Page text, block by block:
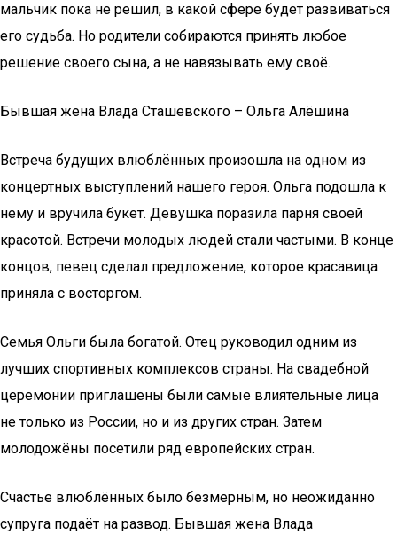
мальчик пока не решил, в какой сфере будет развиваться
его судьба. Но родители собираются принять любое
решение своего сына, а не навязывать ему своё.
Бывшая жена Влада Сташевского – Ольга Алёшина
Встреча будущих влюблённых произошла на одном из
концертных выступлений нашего героя. Ольга подошла к
нему и вручила букет. Девушка поразила парня своей
красотой. Встречи молодых людей стали частыми. В конце
концов, певец сделал предложение, которое красавица
приняла с восторгом.
Семья Ольги была богатой. Отец руководил одним из
лучших спортивных комплексов страны. На свадебной
церемонии приглашены были самые влиятельные лица
не только из России, но и из других стран. Затем
молодожёны посетили ряд европейских стран.
Счастье влюблённых было безмерным, но неожиданно
супруга подаёт на развод. Бывшая жена Влада